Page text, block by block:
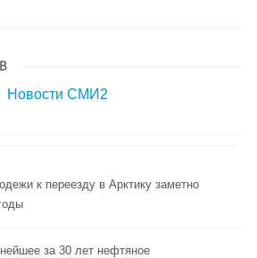
Новости СМИ2
к переезду в Арктику заметно
за 30 лет нефтяное